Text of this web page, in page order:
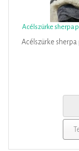
Acélszürke sherpa
Acélszürke sherpa